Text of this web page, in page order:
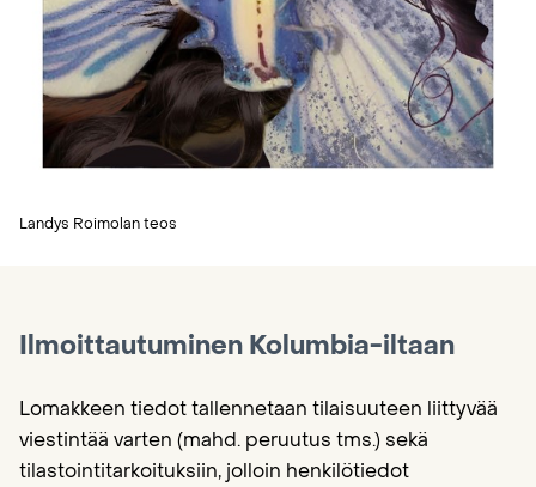
Landys Roimolan teos
Ilmoittautuminen Kolumbia-iltaan
Lomakkeen tiedot tallennetaan tilaisuuteen liittyvää
viestintää varten (mahd. peruutus tms.) sekä
tilastointitarkoituksiin, jolloin henkilötiedot